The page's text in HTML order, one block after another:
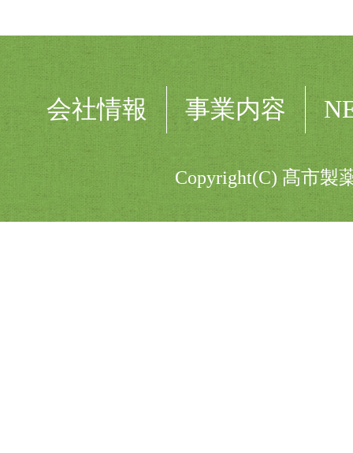
会社情報 事業内容
Copyright(C) 髙市製